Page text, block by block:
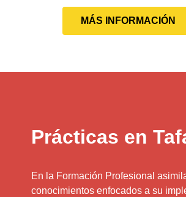
MÁS INFORMACIÓN
Prácticas en
En la Formación Profesional
conocimientos enfocados a su